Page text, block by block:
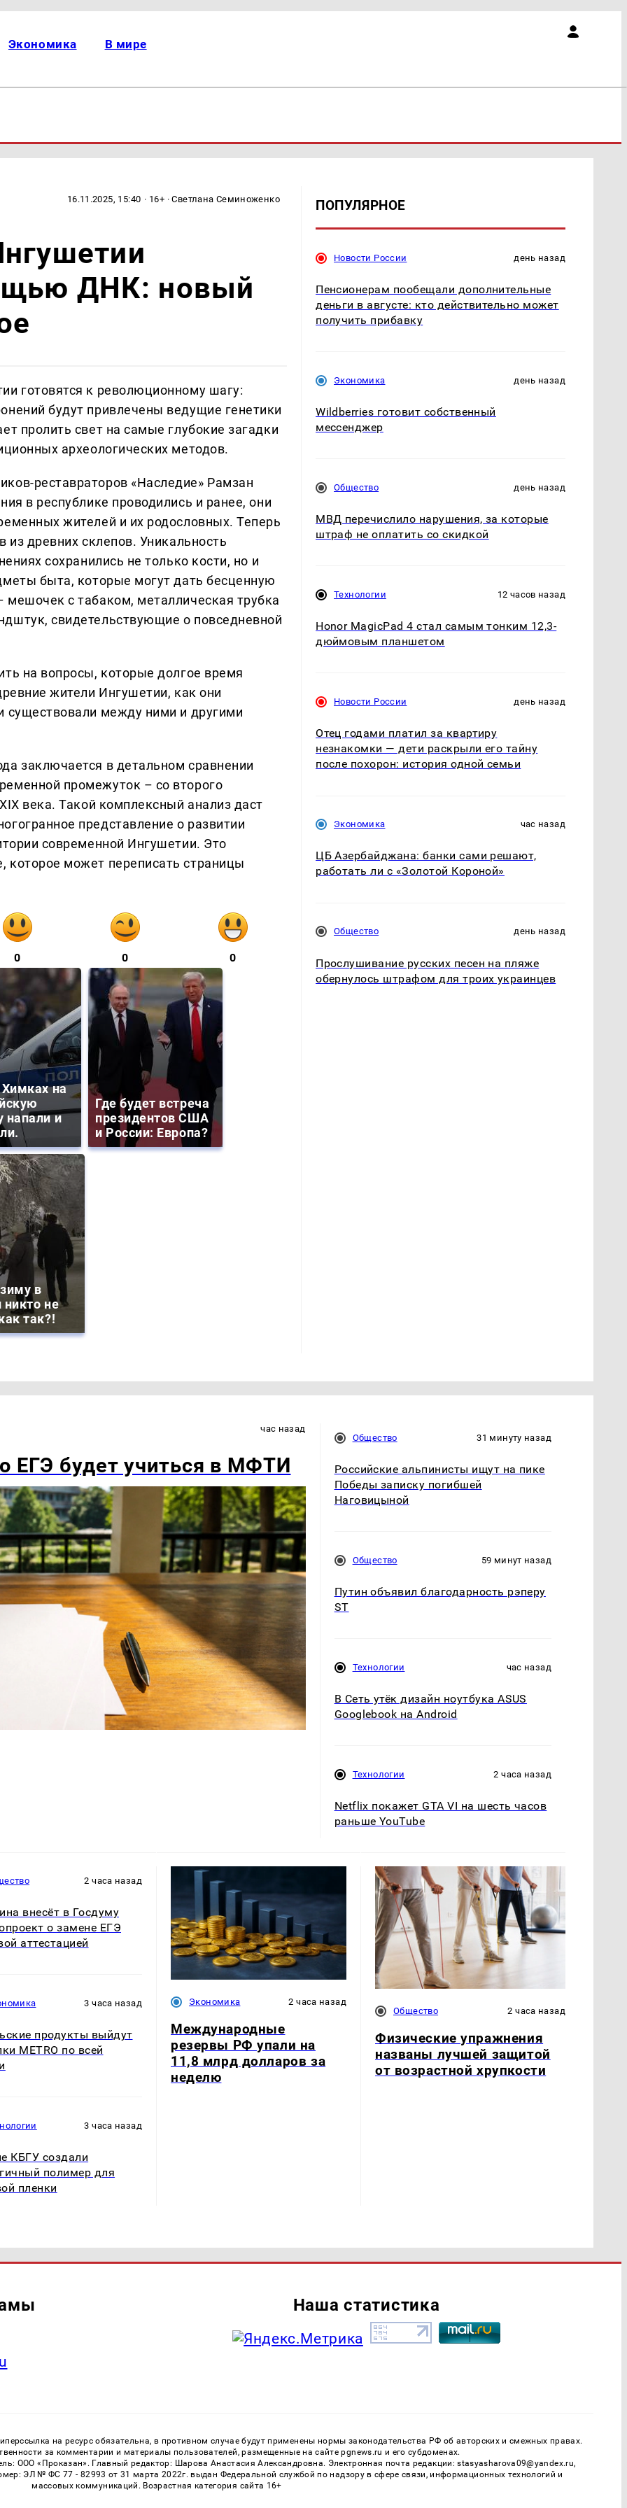
Экономика В мире
16.11.2025, 15:40 · 16+ · Светлана Семиноженко
ДНК: новый
готовятся к революционному шагу:
будут привлечены ведущие генетики
пролить свет на самые глубокие загадки
археологических методов.
реставраторов «Наследие» Рамзан
в республике проводились и ранее, они
жителей и их родословных. Теперь
из древних склепов. Уникальность
сохранились не только кости, но и
быта, которые могут дать бесценную
с табаком, металлическая трубка
свидетельствующие о повседневной
на вопросы, которые долгое время
жители Ингушетии, как они
существовали между ними и другими
заключается в детальном сравнении
промежуток – со второго
века. Такой комплексный анализ даст
представление о развитии
современной Ингушетии. Это
которое может переписать страницы
0 0 0
на
напали и
Где будет встреча
президентов США
и России: Европа?
в
никто не
так?!
ПОПУЛЯРНОЕ
Новости России день назад
Пенсионерам пообещали дополнительные
деньги в августе: кто действительно может
получить прибавку
Экономика день назад
Wildberries готовит собственный
мессенджер
Общество день назад
МВД перечислило нарушения, за которые
штраф не оплатить со скидкой
Технологии 12 часов назад
Honor MagicPad 4 стал самым тонким 12,3-
дюймовым планшетом
Новости России день назад
Отец годами платил за квартиру
незнакомки — дети раскрыли его тайну
после похорон: история одной семьи
Экономика час назад
ЦБ Азербайджана: банки сами решают,
работать ли с «Золотой Короной»
Общество день назад
Прослушивание русских песен на пляже
обернулось штрафом для троих украинцев
час назад
ЕГЭ будет учиться в МФТИ
Общество 31 минуту назад
Российские альпинисты ищут на пике
Победы записку погибшей
Наговицыной
Общество 59 минут назад
Путин объявил благодарность рэперу
ST
Технологии час назад
В Сеть утёк дизайн ноутбука ASUS
Googlebook на Android
Технологии 2 часа назад
Netflix покажет GTA VI на шесть часов
раньше YouTube
2 часа назад
внесёт в Госдуму
о замене ЕГЭ
аттестацией
3 часа назад
продукты выйдут
METRO по всей
3 часа назад
КБГУ создали
полимер для
пленки
Экономика 2 часа назад
Международные
резервы РФ упали на
11,8 млрд долларов за
неделю
Общество 2 часа назад
Физические упражнения
названы лучшей защитой
от возрастной хрупкости
Наша статистика
на ресурс обязательна, в противном случае будут применены нормы законодательства РФ об авторских и смежных правах.
за комментарии и материалы пользователей, размещенные на сайте pgnews.ru и его субдоменах.
ООО «Проказан». Главный редактор: Шарова Анастасия Александровна. Электронная почта редакции: stasyasharova09@yandex.ru,
ЭЛ № ФС 77 - 82993 от 31 марта 2022г. выдан Федеральной службой по надзору в сфере связи, информационных технологий и
массовых коммуникаций. Возрастная категория сайта 16+